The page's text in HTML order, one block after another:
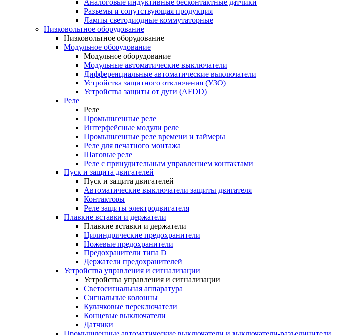
Аналоговые индуктивные бесконтактные датчики
Разъемы и сопутствующая продукция
Лампы светодиодные коммутаторные
Низковольтное оборудование
Низковольтное оборудование
Модульное оборудование
Модульное оборудование
Модульные автоматические выключатели
Дифференциальные автоматические выключатели
Устройства защитного отключения (УЗО)
Устройства защиты от дуги (AFDD)
Реле
Реле
Промышленные реле
Интерфейсные модули реле
Промышленные реле времени и таймеры
Реле для печатного монтажа
Шаговые реле
Реле с принудительным управлением контактами
Пуск и защита двигателей
Пуск и защита двигателей
Автоматические выключатели защиты двигателя
Контакторы
Реле защиты электродвигателя
Плавкие вставки и держатели
Плавкие вставки и держатели
Цилиндрические предохранители
Ножевые предохранители
Предохранители типа D
Держатели предохранителей
Устройства управления и сигнализации
Устройства управления и сигнализации
Светосигнальная аппаратура
Сигнальные колонны
Кулачковые переключатели
Концевые выключатели
Датчики
Промышленные автоматические выключатели и выключатели-разъединители